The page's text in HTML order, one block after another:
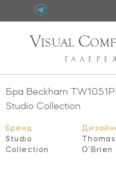
VISUAL C
ГАЛЕРЕЯ
Бра Beckham
Studio Collection
Бренд
Studio
Collection
Thomas
O'Brien